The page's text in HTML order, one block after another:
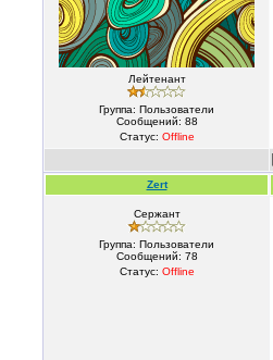
Лейтенант
Группа: Пользователи
Сообщений: 88
Статус: Offline
Zert
Сержант
Группа: Пользователи
Сообщений: 78
Статус: Offline